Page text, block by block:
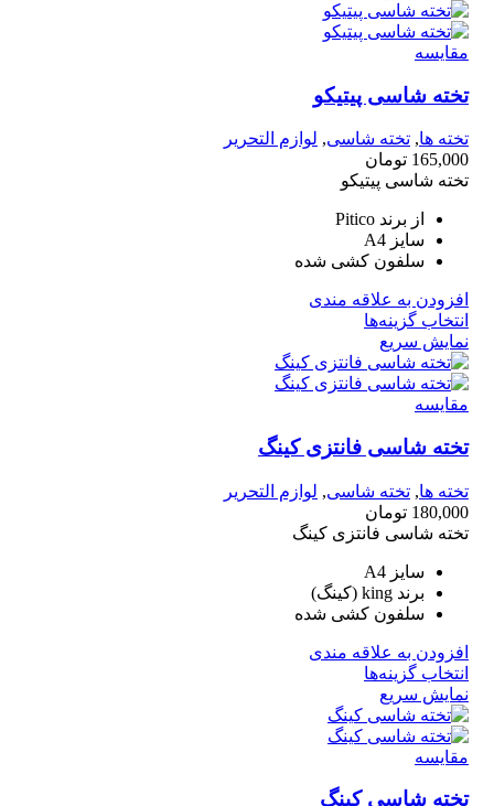
مقايسه
تخته شاسی پیتیکو
تخته ها, تخته شاسی, لوازم التحریر
165,000 تومان
تخته شاسی پیتیکو
از برند Pitico
سایز A4
سلفون کشی شده
افزودن به علاقه مندی
انتخاب گزینه‌ها
نمایش سریع
مقايسه
تخته شاسی فانتزی کینگ
تخته ها, تخته شاسی, لوازم التحریر
180,000 تومان
تخته شاسی فانتزی کینگ
سایز A4
برند king (کینگ)
سلفون کشی شده
افزودن به علاقه مندی
انتخاب گزینه‌ها
نمایش سریع
مقايسه
تخته شاسی کینگ